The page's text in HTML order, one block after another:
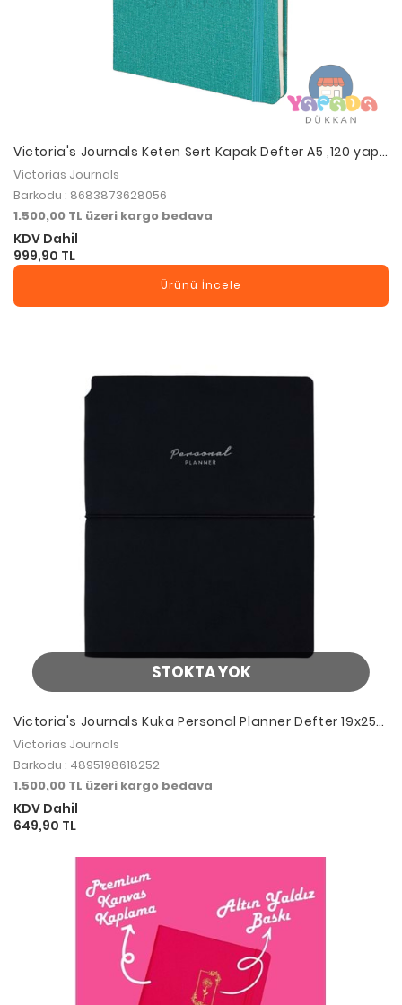
Victoria's Journals Keten Sert Kapak Defter A5 ,120 yap,
120 gr.Ivory. Çizgili-Türkuaz
Victorias Journals
Barkodu : 8683873628056
1.500,00 TL üzeri kargo bedava
KDV Dahil
999,90 TL
Ürünü İncele
STOKTA YOK
Victoria's Journals Kuka Personal Planner Defter 19x25
80 gr. 96 yp. Çizgili Siyah
Victorias Journals
Barkodu : 4895198618252
1.500,00 TL üzeri kargo bedava
KDV Dahil
649,90 TL